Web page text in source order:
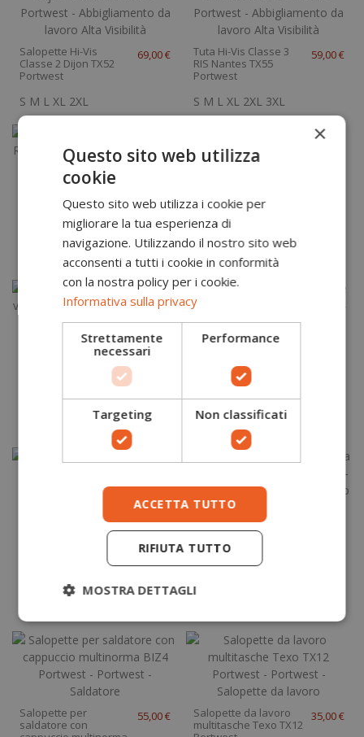
Salopette Hi-Vis
Classe 2 Dijon TX52
Portwest
69,00 €
S M L XL 2XL
Tuta Hi-Vis Classe 3
RIS Nantes TX55
Portwest
59,00 €
S M L XL 2XL 3XL
Salopette Hi-Vis
Classe 2 e RIS RT43
Portwest
49,00 €
Salopette ignifuga per
saldatore FR27
Portwest
S M XL 2XL 3XL
antincendio per vigili
Portwest
protezione
pentavalente FR63
Portwest
S M L XL 2XL 3XL
ignifuga e protezione
arco elettrico FR57
Portwest
85,00 €
Pantalone Hi-Vis
multinorma
impermeabile S780
Portwest
S
Salopette per
saldatore con
55,00 €
Salopette da lavoro
multitasche Texo TX12
35,00 €
×
Questo sito web utilizza
cookie
Questo sito web utilizza i cookie per
migliorare la tua esperienza di
navigazione. Utilizzando il nostro sito web
acconsenti a tutti i cookie in conformità
con la nostra policy per i cookie.
Informativa sulla privacy
Strettamente
necessari
Performance
Targeting Non classificati
ACCETTA TUTTO
RIFIUTA TUTTO
MOSTRA DETTAGLI